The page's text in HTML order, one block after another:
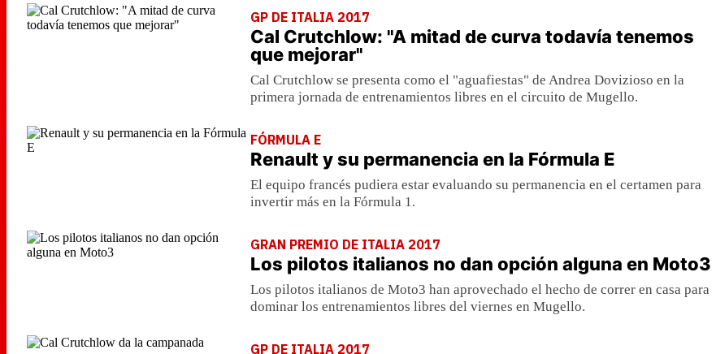
GP DE ITALIA 2017
Cal Crutchlow: "A mitad de curva todavía tenemos
que mejorar"
Cal Crutchlow se presenta como el "aguafiestas" de Andrea Dovizioso en la
primera jornada de entrenamientos libres en el circuito de Mugello.
FÓRMULA E
Renault y su permanencia en la Fórmula E
El equipo francés pudiera estar evaluando su permanencia en el certamen para
invertir más en la Fórmula 1.
GRAN PREMIO DE ITALIA 2017
Los pilotos italianos no dan opción alguna en Moto3
Los pilotos italianos de Moto3 han aprovechado el hecho de correr en casa para
dominar los entrenamientos libres del viernes en Mugello.
GP DE ITALIA 2017